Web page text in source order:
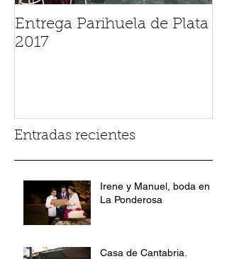
Entrega Parihuela de Plata
2017
Entradas recientes
Irene y Manuel, boda en
La Ponderosa
Casa de Cantabria.